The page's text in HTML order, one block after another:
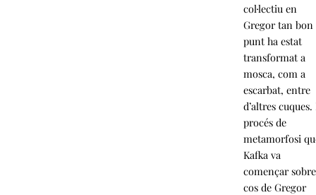
col·lectiu en
Gregor tan bon
punt ha estat
transformat a
mosca, com a
escarbat, entre
d’altres
procés de
metamorfosi
Kafka va
començar
cos de Gregor